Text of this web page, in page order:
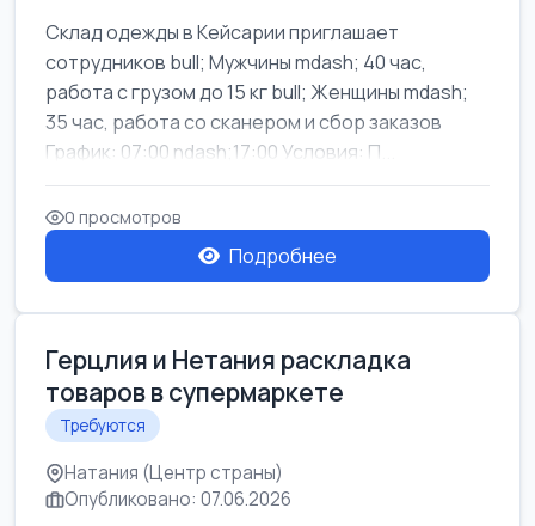
Склад одежды в Кейсарии приглашает
сотрудников bull; Мужчины mdash; 40 час,
работа с грузом до 15 кг bull; Женщины mdash;
35 час, работа со сканером и сбор заказов
График: 07:00 ndash;17:00 Условия: П...
0 просмотров
Подробнее
Герцлия и Нетания раскладка
товаров в супермаркете
Требуются
Натания (Центр страны)
Опубликовано: 07.06.2026